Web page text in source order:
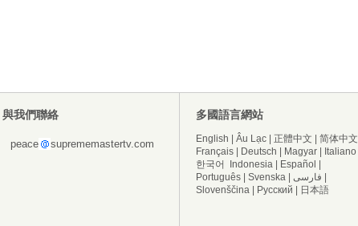
與我們聯絡
peace suprememastertv.com
多國語言網站
English Âu Lạc 正體中文 简体中文
Français
Deutsch Magyar Italiano
한국어
Indonesia Español
Português
Svenska فارسی
Slovenščina
Русский 日本語